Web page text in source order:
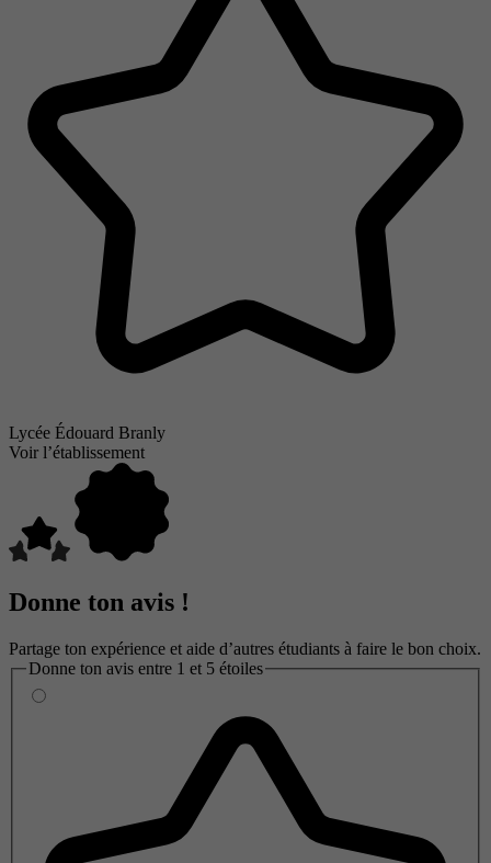
Lycée Édouard Branly
Voir l’établissement
Donne ton avis !
Partage ton expérience et aide d’autres étudiants à faire le bon choix.
Donne ton avis entre 1 et 5 étoiles